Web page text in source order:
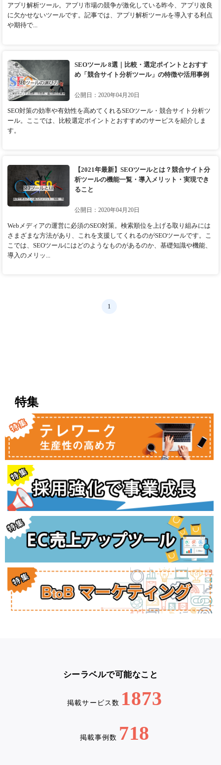
アプリ解析ツール。アプリ市場の競争が激化している昨今、アプリ改良
に欠かせないツールです。記事では、アプリ解析ツールを導入する利点
や期待で...
SEOツール 8選｜比較・選定ポイントとおすす
め「競合サイト分析ツール」の特徴や活用事例
公開日：2020年04月20日
SEO対策の効率や有効性を高めてくれるSEOツール・競合サイト分析ツ
ール。ここでは、比較選定ポイントとおすすめのサービスを紹介しま
す。
【2021年最新】SEOツールとは？競合サイト分
析ツールの機能一覧・導入メリット・実現でき
ること
公開日：2020年04月20日
Webメディアの運営に必須のSEO対策。検索順位を上げる取り組みには
さまざまな方法があり、これを支援してくれるのがSEOツールです。こ
こでは、SEOツールにはどのようなものがあるのか、基礎知識や機能、
導入のメリッ...
1
特集
シーラベルで可能なこと
掲載サービス数 1873
掲載事例数 718